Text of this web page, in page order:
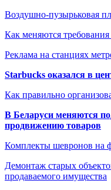
Воздушно-пузырьковая
Как меняются
Реклама на станциях
Starbucks оказался в
Как правильно
В Беларуси меняются
продвижению товаров
Комплекты шевронов на
Демонтаж старых
продаваемого имущества